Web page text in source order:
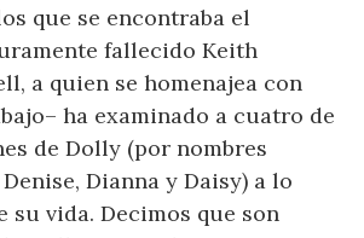
que se encontraba el
fallecido Keith
a quien se homenajea con
ha examinado a cuatro de
de Dolly (por nombres
Dianna y Daisy) a lo
su vida. Decimos que son